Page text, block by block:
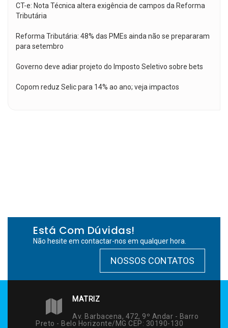
CT-e: Nota Técnica altera exigência de campos da Reforma
Tributária
Reforma Tributária: 48% das PMEs ainda não se prepararam
para setembro
Governo deve adiar projeto do Imposto Seletivo sobre bets
Copom reduz Selic para 14% ao ano; veja impactos
Está Com Dúvidas!
Não hesite em contactar-nos em qualquer hora.
NOSSOS CONTATOS
MATRIZ
Av. Barbacena, 472, 9º Andar - Barro
Preto - Belo Horizonte/MG CEP: 30190-130